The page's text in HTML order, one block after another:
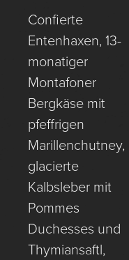
Confierte
Entenhaxen, 13-
monatiger
Montafoner
Bergkäse mit
pfeffrigen
Marillenchutney,
glacierte
Kalbsleber mit
Pommes
Duchesses und
Thymiansaftl,